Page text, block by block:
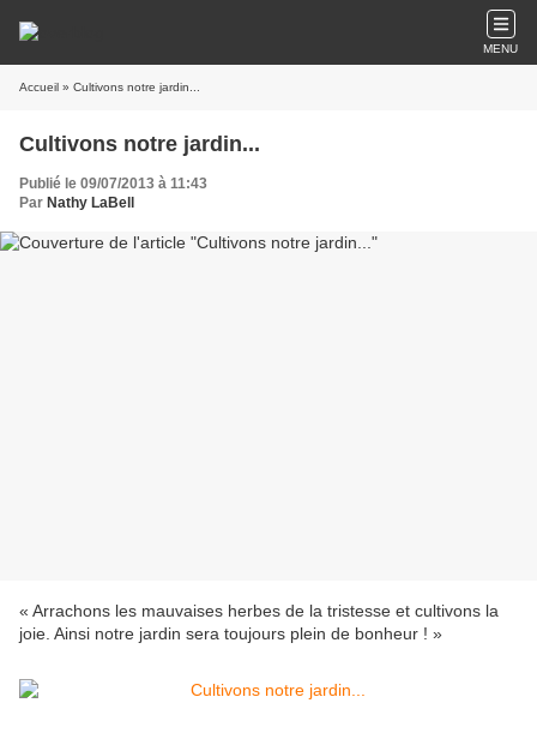
MENU
Accueil » Cultivons notre jardin...
Cultivons notre jardin...
Publié le 09/07/2013 à 11:43
Par Nathy LaBell
« Arrachons les mauvaises herbes de la tristesse et cultivons la
joie. Ainsi notre jardin sera toujours plein de bonheur ! »